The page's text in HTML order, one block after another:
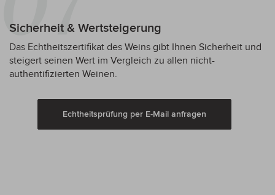
Sicherheit & Wertsteigerung
Das Echtheitszertifikat des Weins gibt Ihnen Sicherheit und
steigert seinen Wert im Vergleich zu allen nicht-
authentifizierten Weinen.
Echtheitsprüfung per E-Mail anfragen